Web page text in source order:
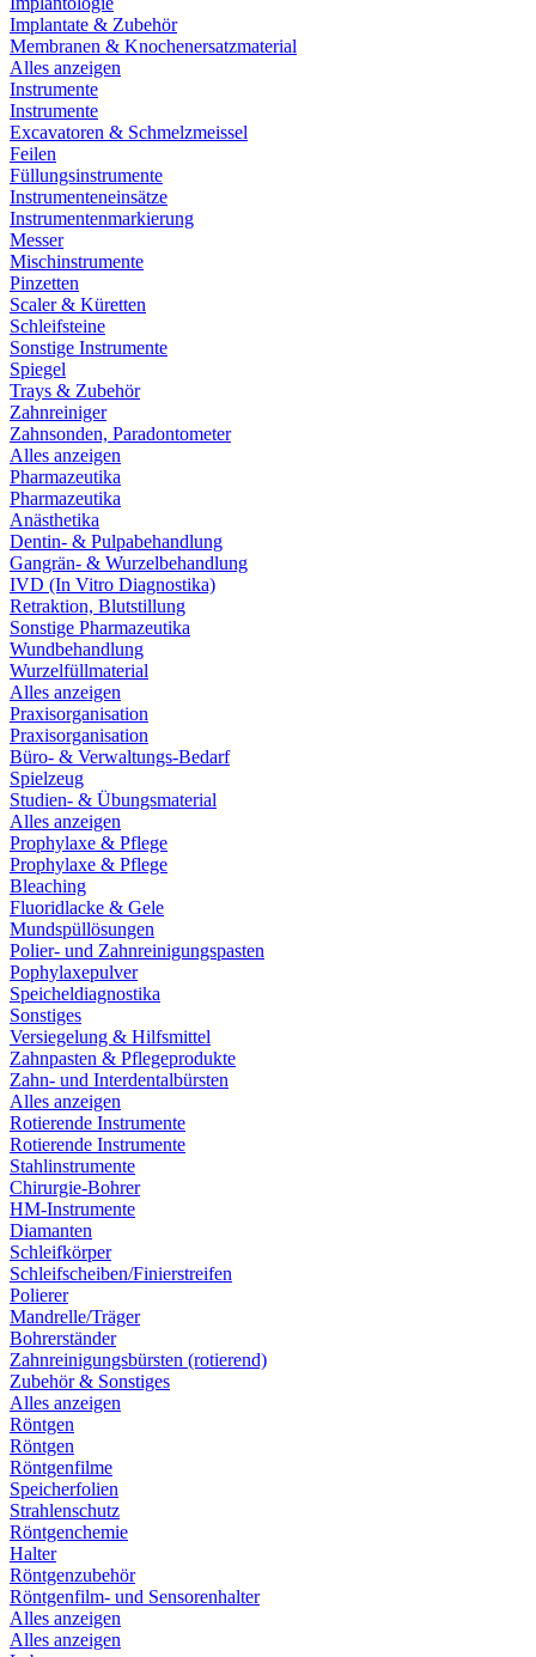
Implantate & Zubehör
Membranen & Knochenersatzmaterial
Alles anzeigen
Instrumente
Instrumente
Excavatoren & Schmelzmeissel
Feilen
Füllungsinstrumente
Instrumenteneinsätze
Instrumentenmarkierung
Messer
Mischinstrumente
Pinzetten
Scaler & Küretten
Schleifsteine
Sonstige Instrumente
Spiegel
Trays & Zubehör
Zahnreiniger
Zahnsonden, Paradontometer
Alles anzeigen
Pharmazeutika
Pharmazeutika
Anästhetika
Dentin- & Pulpabehandlung
Gangrän- & Wurzelbehandlung
IVD (In Vitro Diagnostika)
Retraktion, Blutstillung
Sonstige Pharmazeutika
Wundbehandlung
Wurzelfüllmaterial
Alles anzeigen
Praxisorganisation
Praxisorganisation
Büro- & Verwaltungs-Bedarf
Spielzeug
Studien- & Übungsmaterial
Alles anzeigen
Prophylaxe & Pflege
Prophylaxe & Pflege
Bleaching
Fluoridlacke & Gele
Mundspüllösungen
Polier- und Zahnreinigungspasten
Pophylaxepulver
Speicheldiagnostika
Sonstiges
Versiegelung & Hilfsmittel
Zahnpasten & Pflegeprodukte
Zahn- und Interdentalbürsten
Alles anzeigen
Rotierende Instrumente
Rotierende Instrumente
Stahlinstrumente
Chirurgie-Bohrer
HM-Instrumente
Diamanten
Schleifkörper
Schleifscheiben/Finierstreifen
Polierer
Mandrelle/Träger
Bohrerständer
Zahnreinigungsbürsten (rotierend)
Zubehör & Sonstiges
Alles anzeigen
Röntgen
Röntgen
Röntgenfilme
Speicherfolien
Strahlenschutz
Röntgenchemie
Halter
Röntgenzubehör
Röntgenfilm- und Sensorenhalter
Alles anzeigen
Alles anzeigen